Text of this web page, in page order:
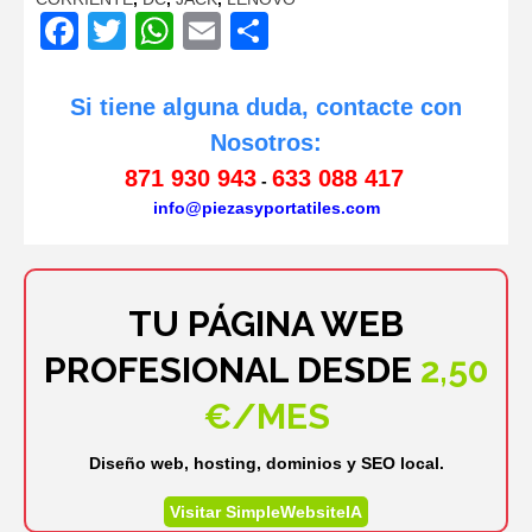
Facebook
TwitterWhatsApp
Email
Si tiene alguna duda, contacte con
Nosotros:
871 930 943- 633 088 417
info@piezasyportatiles.com
TU PÁGINA WEB
PROFESIONAL DESDE 2,50
€/MES
Diseño web, hosting, dominios y SEO local.
Visitar SimpleWebsiteIA